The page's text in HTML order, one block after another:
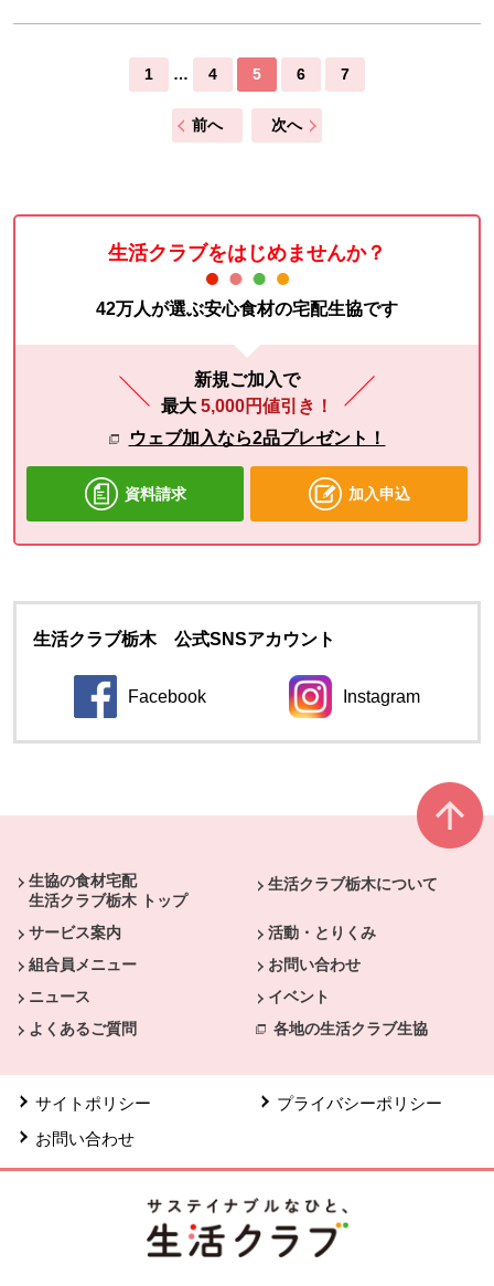
1 … 4 5 6 7
前へ 次へ
生活クラブをはじめませんか？
42万人が選ぶ安心食材の宅配生協です
新規ご加入で
最大 5,000円値引き！
ウェブ加入なら2品プレゼント！
資料請求 加入申込
生活クラブ栃木 公式SNSアカウント
Facebook
別のウィンドウで開きます。
Instagram
別のウィンドウ
生協の食材宅配
生活クラブ栃木 トップ
生活クラブ栃木について
サービス案内
活動・とりくみ
組合員メニュー
お問い合わせ
ニュース
イベント
よくあるご質問
各地の生活クラブ生協
サイトポリシー
プライバシーポリシー
お問い合わせ